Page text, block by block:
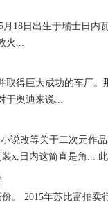
18日出生于瑞士日内
火...
得巨大成功的车厂。
于奥迪来说...
说改等关于二次元作
x,日内这简直是角...
。 2015年苏比富拍卖